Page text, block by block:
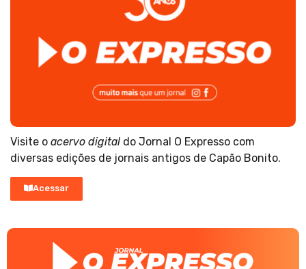
Visite o acervo digital do Jornal O Expresso com
diversas edições de jornais antigos de Capão Bonito.
Acessar